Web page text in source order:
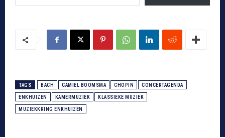
TAGS BACH CAMIEL BOOMSMA CHOPIN CONCERTAGENDA
ENKHUIZEN KAMERMUZIEK KLASSIEKE MUZIEK
MUZIEKKRING ENKHUIZEN